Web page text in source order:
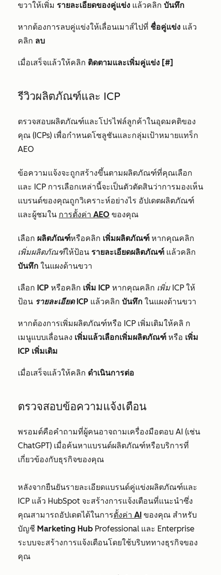
ขวาให้เพิ่ม รายละเอียดของคู่แข่ง แล้วคลิก บันทึก
หากต้องการลบคู่แข่งให้เลื่อนเมาส์ไปที่ ชื่อคู่แข่ง แล้ว
คลิก ลบ
เมื่อเสร็จแล้วให้คลิก ติดตามและเพิ่มคู่แข่ง [#]
รีวิวผลิตภัณฑ์และ ICP
ตรวจสอบผลิตภัณฑ์และโปรไฟล์ลูกค้าในอุดมคติของ
คุณ (ICPs) เพื่อกำหนดโซลูชันและกลุ่มเป้าหมายแทร็ก
AEO
ข้อความแจ้งจะถูกสร้างขึ้นตามผลิตภัณฑ์ที่คุณเลือก
และ ICP การเลือกเหล่านี้จะเป็นตัวตัดสินว่าการมองเห็น
แบรนด์ของคุณถูกวิเคราะห์อย่างไร อัปเดตผลิตภัณฑ์
และผู้ชมใน การตั้งค่า AEO ของคุณ
เลือก ผลิตภัณฑ์หรือคลิก เพิ่มผลิตภัณฑ์ หากคุณคลิก
เพิ่มผลิตภัณฑ์ให้ป้อน รายละเอียดผลิตภัณฑ์ แล้วคลิก
บันทึก ในแผงด้านขวา
เลือก ICP หรือคลิก เพิ่ม ICP หากคุณคลิก เพิ่ม ICP ให้
ป้อน รายละเอียดICP แล้วคลิก บันทึก ในแผงด้านขวา
หากต้องการเพิ่มผลิตภัณฑ์หรือ ICP เพิ่มเติมให้คลิ ก
เมนูแบบเลื่อนลง เพิ่มแล้วเลือกเพิ่มผลิตภัณฑ์ หรือ เพิ่ม
ICP เพิ่มเติม
เมื่อเสร็จแล้วให้คลิก ดำเนินการต่อ
ตรวจสอบข้อความแจ้งเตือน
พรอมต์คือคำถามที่ผู้คนอาจถามเครื่องมือตอบ AI (เช่น
ChatGPT) เมื่อค้นหาแบรนด์ผลิตภัณฑ์หรือบริการที่
เกี่ยวข้องกับธุรกิจของคุณ
หลังจากยืนยันรายละเอียดแบรนด์คู่แข่งผลิตภัณฑ์และ
ICP แล้ว HubSpot จะสร้างการแจ้งเตือนที่แนะนำซึ่ง
คุณสามารถอัปเดตได้ในการตั้งค่า AI ของคุณ สำหรับ
บัญชี Marketing Hub Professional และ Enterprise
ระบบจะสร้างการแจ้งเตือนโดยใช้บริบททางธุรกิจของ
คุณ